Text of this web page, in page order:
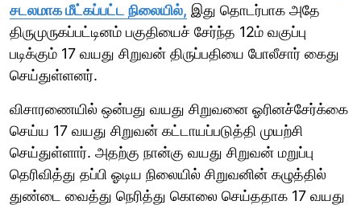
சடலமாக மீட்கப்பட்ட நிலையில், இது தொடர்பாக அதே
திருமுருகப்பட்டினம் பகுதியைச் சேர்ந்த 12ம் வகுப்பு
படிக்கும் 17 வயது சிறுவன் திருப்பதியை போலீசார் கைது
செய்துள்ளனர்.
விசாரணையில் ஒன்பது வயது சிறுவனை ஓரினச்சேர்க்கை
செய்ய 17 வயது சிறுவன் கட்டாயப்படுத்தி முயற்சி
செய்துள்ளார். அதற்கு நான்கு வயது சிறுவன் மறுப்பு
தெரிவித்து தப்பி ஓடிய நிலையில் சிறுவனின் கழுத்தில்
துண்டை வைத்து நெரித்து கொலை செய்ததாக 17 வயது